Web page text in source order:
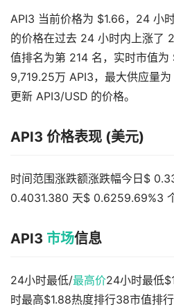
API3 当前价格为 $1.66，24 小
的价格在过去 24 小时内上涨了
值排名为第 214 名，实时市值为
9,719.25万 API3，最大供应量
更新 API3/USD 的价格。
API3 价格表现 (美元)
时间范围涨跌额涨跌幅今日$
0.4031.380 天$ 0.6259.69%3
API3 市场信息
24小时最低/最高价24小时最低
时最高$1.88热度排行38市值排